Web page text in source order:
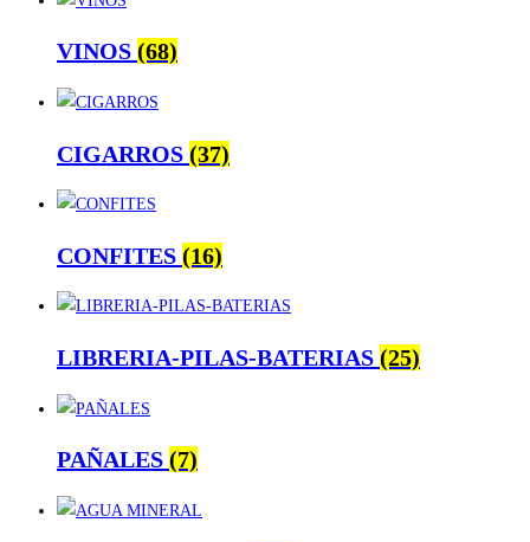
VINOS (68)
CIGARROS (37)
CONFITES (16)
LIBRERIA-PILAS-BATERIAS (25)
PAÑALES (7)